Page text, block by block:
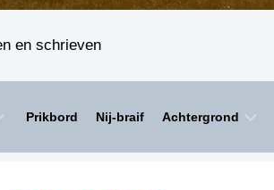
en schrieven
Prikbord Nij-braif Achtergrond